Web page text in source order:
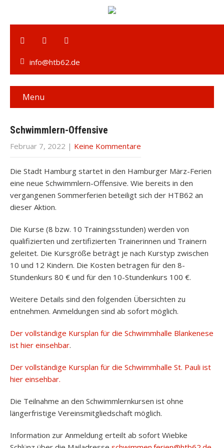
info@htb62.de
Menu
Schwimmlern-Offensive
Februar 7, 2022 | Keine Kommentare
Die Stadt Hamburg startet in den Hamburger März-Ferien
eine neue Schwimmlern-Offensive. Wie bereits in den
vergangenen Sommerferien beteiligt sich der HTB62 an
dieser Aktion.
Die Kurse (8 bzw. 10 Trainingsstunden) werden von
qualifizierten und zertifizierten Trainerinnen und Trainern
geleitet. Die Kursgröße beträgt je nach Kurstyp zwischen
10 und 12 Kindern. Die Kosten betragen für den 8-
Stundenkurs 80 € und für den 10-Stundenkurs 100 €.
Weitere Details sind den folgenden Übersichten zu
entnehmen. Anmeldungen sind ab sofort möglich.
Der vollständige Kursplan für die Schwimmhalle Blankenese
ist hier einsehbar.
Der vollständige Kursplan für die Schwimmhalle St. Pauli ist
hier einsehbar.
Die Teilnahme an den Schwimmlernkursen ist ohne
längerfristige Vereinsmitgliedschaft möglich.
Information zur Anmeldung erteilt ab sofort Wiebke